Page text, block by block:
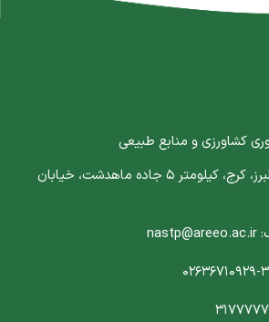
کشاورزی و منابع طبیعی
آدرس : استان البرز، کرج، کیلومتر 5 جاده ماهدشت، خیابان
nastp@areeo.ac.ir
30-